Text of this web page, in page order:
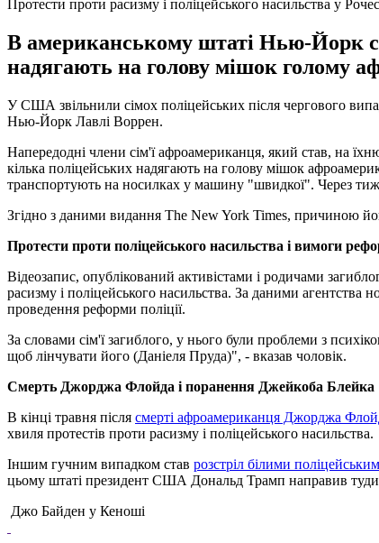
Протести проти расизму і поліцейського насильства у
В американському штаті Нью-Йорк
надягають на голову мішок голому
У США звільнили сімох поліцейських після чергового
Нью-Йорк Лавлі Воррен.
Напередодні члени сім'ї афроамериканця, який став, на
кілька поліцейських надягають на голову мішок
транспортують на носилках у машину "швидкої". Через
Згідно з даними видання The New York Times, причиною
Протести проти поліцейського насильства і вимоги
Відеозапис, опублікований активістами і родичами
расизму і поліцейського насильства. За даними
проведення реформи поліції.
За словами сім'ї загиблого, у нього були проблеми з
щоб лінчувати його (Даніеля Пруда)", - вказав чоловік.
Смерть Джорджа Флойда і поранення Джейкоба Блейка
В кінці травня після смерті афроамериканця Джорджа
хвиля протестів проти расизму і поліцейського насильства.
Іншим гучним випадком став розстріл білими
цьому штаті президент США Дональд Трамп направив туди
Джо Байден у Кеноші